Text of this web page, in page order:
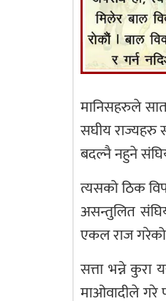
मानिसहरुले
सघीय
बदल्नै नहुने
त्यसको ठिक
असन्तुलित
एकल राज गरेको
सत्ता भन्ने कुरा
माओवादीले गरे